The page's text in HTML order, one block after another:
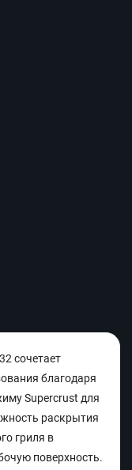
сочетает
благодаря
Supercrust для
раскрытия
гриля в
поверхность.